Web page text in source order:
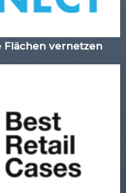
Flächen vernetzen